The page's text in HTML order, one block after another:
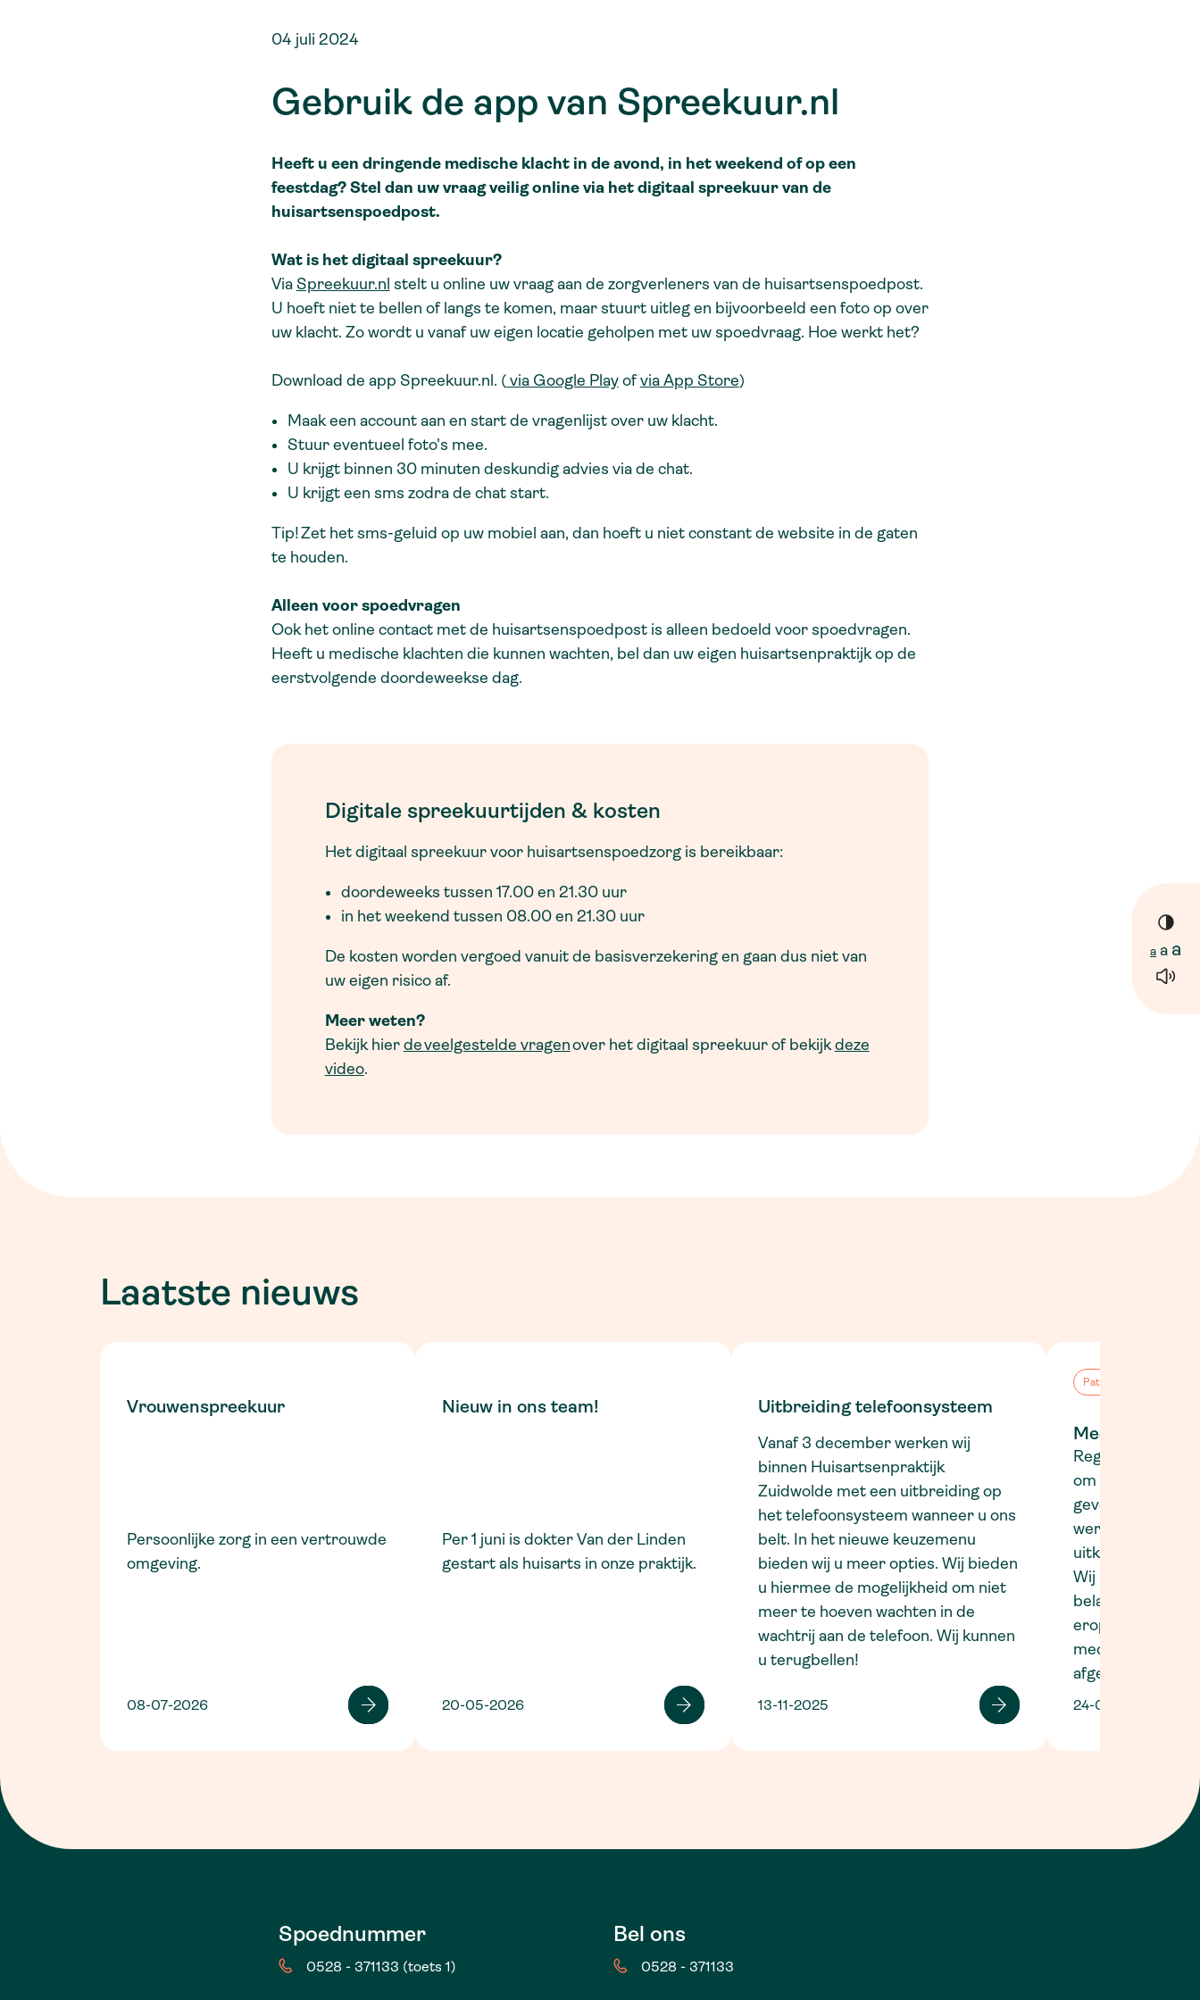
a a a
04 juli 2024
Gebruik de app van Spreekuur.nl
Heeft u een dringende medische klacht in de avond, in het weekend of op een
feestdag? Stel dan uw vraag veilig online via het digitaal spreekuur van de
huisartsenspoedpost.
Wat is het digitaal spreekuur?
Via Spreekuur.nl stelt u online uw vraag aan de zorgverleners van de huisartsenspoedpost.
U hoeft niet te bellen of langs te komen, maar stuurt uitleg en bijvoorbeeld een foto op over
uw klacht. Zo wordt u vanaf uw eigen locatie geholpen met uw spoedvraag. Hoe werkt het?
Download de app Spreekuur.nl. (via Google Playofvia App Store)
Maak een account aan en start de vragenlijst over uw klacht.
Stuur eventueel foto's mee.
U krijgt binnen 30 minuten deskundig advies via de chat.
U krijgt een sms zodra de chat start.
Tip! Zet het sms-geluid op uw mobiel aan, dan hoeft u niet constant de website in de gaten
te houden.
Alleen voor spoedvragen
Ook het online contact met de huisartsenspoedpost is alleen bedoeld voor spoedvragen.
Heeft u medische klachten die kunnen wachten, bel dan uw eigen huisartsenpraktijk op de
eerstvolgende doordeweekse dag.
Digitale spreekuurtijden & kosten
Het digitaal spreekuur voor huisartsenspoedzorg is bereikbaar:
doordeweeks tussen 17.00 en 21.30 uur
in het weekend tussen 08.00 en 21.30 uur
De kosten worden vergoed vanuit de basisverzekering en gaan dus niet van
uw eigen risico af.
Meer weten?
Bekijk hier de veelgestelde vragenover het digitaal spreekuur of bekijkdeze
video.
Laatste nieuws
Vrouwenspreekuur
Persoonlijke zorg in een vertrouwde
omgeving.
08-07-2026
Nieuw in ons team!
Per 1 juni is dokter Van der Linden
gestart als huisarts in onze praktijk.
20-05-2026
Uitbreiding telefoonsysteem
Vanaf 3 december werken wij
binnen Huisartsenpraktijk
Zuidwolde met een uitbreiding op
het telefoonsysteem wanneer u ons
belt. In het nieuwe keuzemenu
bieden wij u meer opties. Wij bieden
u hiermee de mogelijkheid om niet
meer te hoeven wachten in de
wachtrij aan de telefoon. Wij kunnen
u terugbellen!
13-11-2025
Patiënten
Medische
Regelmatig
om een
geven,
werkgever,
Wij begrijpen
belangrijk kan
erop wijzen dat
medische
afgeven over
24-07-2025
Spoednummer
0528 - 371133 (toets 1)
Bel ons
0528 - 371133